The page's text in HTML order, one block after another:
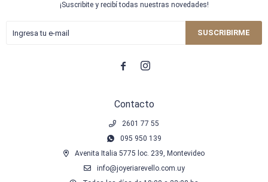
Contacto
2601 77 55
095 950 139
Avenita Italia 5775 loc. 239, Montevideo
info@joyeriarevello.com.uy
¡Suscribite y recibí todas nuestras novedades!
SUSCRIBIRME
 